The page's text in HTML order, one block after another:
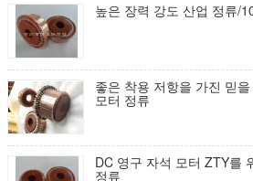
높은 장력 강도 산업 정류/
좋은 착용 저항을 가진 믿
모터 정류
DC 영구 자석 모터 ZTY를
정류